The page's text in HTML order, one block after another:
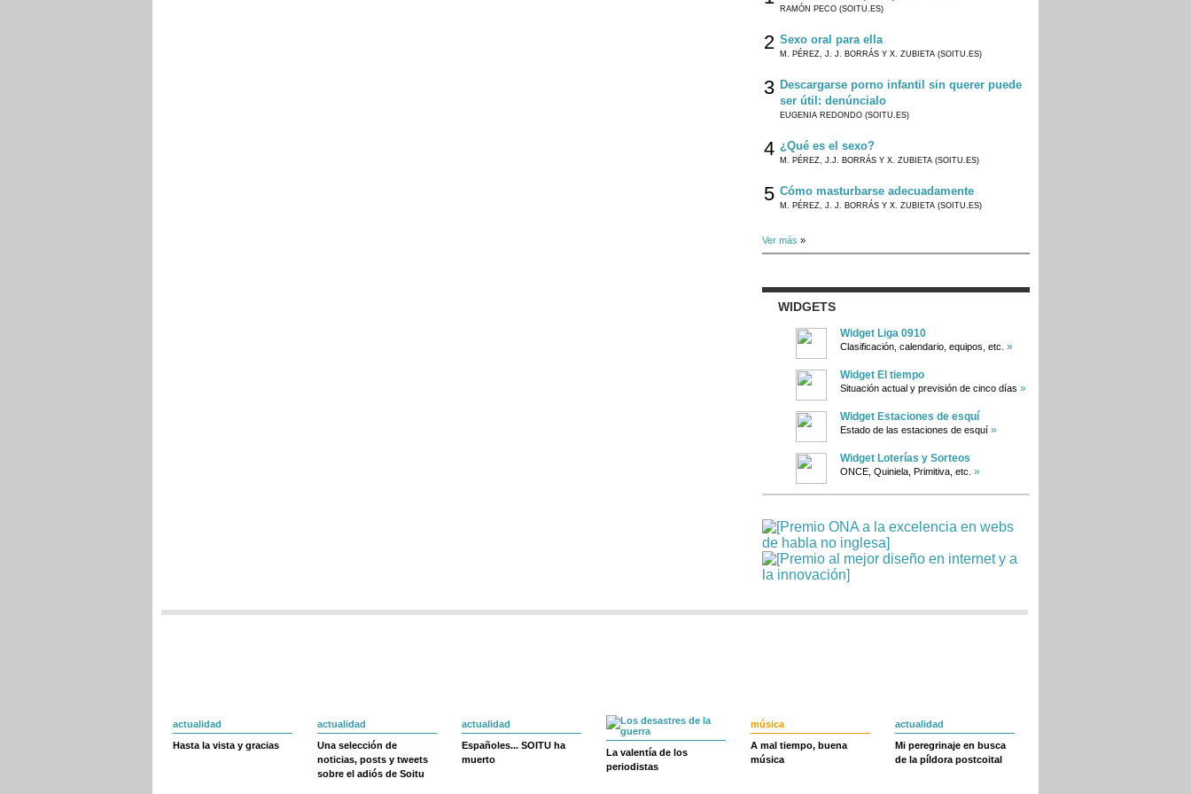
RAMÓN PECO (SOITU.ES)
2 Sexo oral para ella
M. PÉREZ, J. J. BORRÁS Y X. ZUBIETA (SOITU.ES)
3 Descargarse porno infantil sin querer puede
ser útil: denúncialo
EUGENIA REDONDO (SOITU.ES)
4 ¿Qué es el sexo?
M. PÉREZ, J.J. BORRÁS Y X. ZUBIETA (SOITU.ES)
5 Cómo masturbarse adecuadamente
M. PÉREZ, J. J. BORRÁS Y X. ZUBIETA (SOITU.ES)
Ver más »
WIDGETS
Widget Liga 0910
Clasificación, calendario, equipos, etc. »
Widget El tiempo
Situación actual y previsión de cinco días »
Widget Estaciones de esquí
Estado de las estaciones de esquí »
Widget Loterías y Sorteos
ONCE, Quiniela, Primitiva, etc. »
actualidad
Hasta la vista y gracias
actualidad
Una selección de
noticias, posts y tweets
sobre el adiós de Soitu
actualidad
Españoles... SOITU ha
muerto
La valentía de los
periodistas
música
A mal tiempo, buena
música
actualidad
Mi peregrinaje en busca
de la píldora postcoital